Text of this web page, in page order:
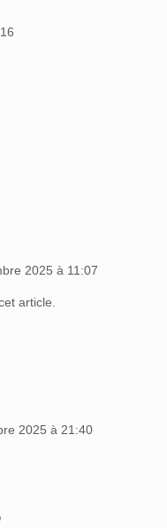
2025 à 11:07
article.
2025 à 21:40